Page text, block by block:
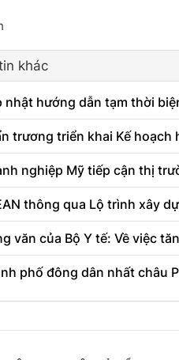
khác
nhật hướng dẫn tạm thời
trương triển khai Kế hoạch
nghiệp Mỹ tiếp cận thị
thông qua Lộ trình xây
văn của Bộ Y tế: Về việc
phố đông dân nhất châu